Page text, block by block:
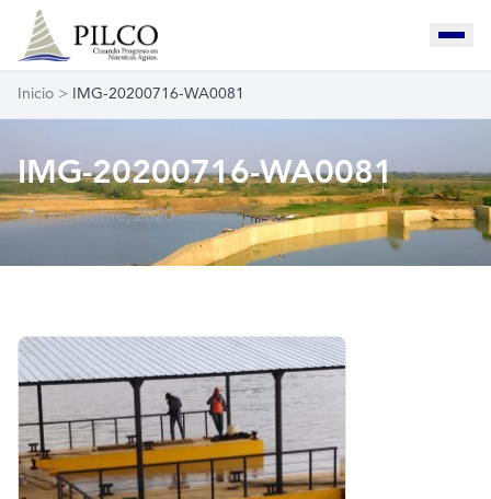
Inicio > IMG-20200716-WA0081
IMG-20200716-WA0081
18 noviembre, 2020